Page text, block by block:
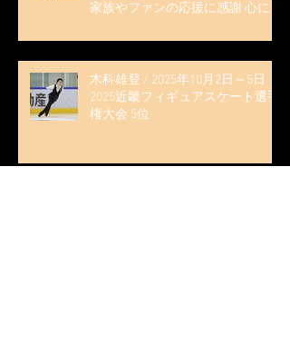
家族やファンの応援に感謝 心に響
見に来て」』
木科雄登 / 2025年10月2日～5日
2025近畿フィギュアスケート選手
権大会 5位